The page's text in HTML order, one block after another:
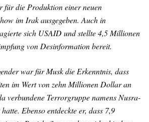
die Produktion einer neuen
im Irak ausgegeben. Auch in
sich USAID und stellte 4,5 Millionen
von Desinformation bereit.
war für Musk die Erkenntnis, dass
im Wert von zehn Millionen Dollar an
verbundene Terrorgruppe namens Nusra-
Ebenso entdeckte er, dass 7,9